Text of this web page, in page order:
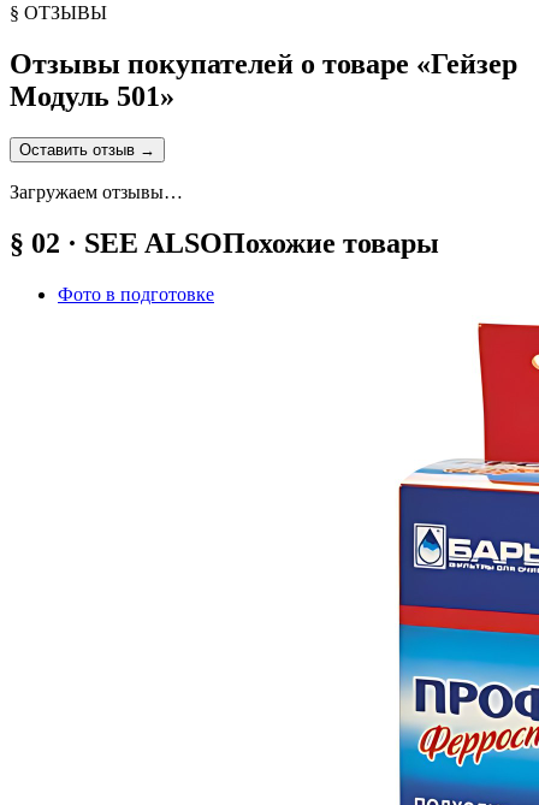
§ ОТЗЫВЫ
Отзывы покупателей о товаре «Гейзер
Модуль 501»
Оставить отзыв →
Загружаем отзывы…
§ 02 · SEE ALSOПохожие товары
Фото в подготовке